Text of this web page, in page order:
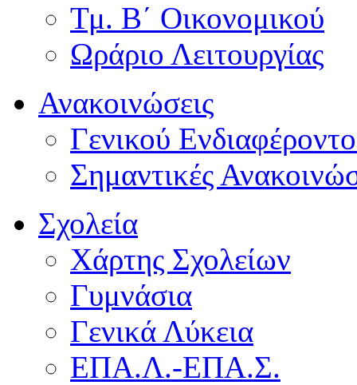
Τμ. Β΄ Οικονομικού
Ωράριο Λειτουργίας
Ανακοινώσεις
Γενικού
Σημαντικές
Σχολεία
Χάρτης Σχολείων
Γυμνάσια
Γενικά Λύκεια
ΕΠΑ.Λ.-ΕΠΑ.Σ.